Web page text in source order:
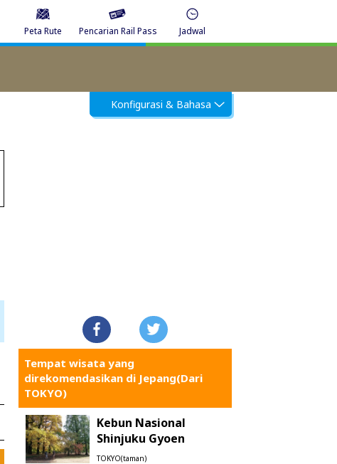
Peta Rute Pencarian Rail Pass Jadwal
Konfigurasi & Bahasa
Tempat wisata yang
direkomendasikan di Jepang(Dari
TOKYO)
Kebun Nasional
Shinjuku Gyoen
TOKYO(taman)